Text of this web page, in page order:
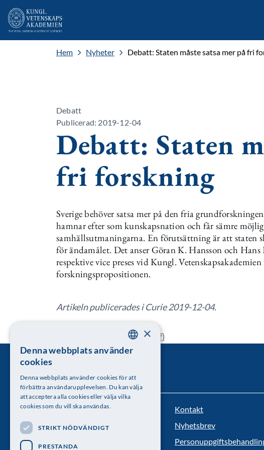
Hem Nyheter Debatt: Staten måste satsa mer på fri
Debatt
Publicerad: 2019-12-04
Debatt: Staten
fri forskning
Sverige behöver satsa mer på den fria
hamnar efter som kunskapsnation och får sämre
samhällsutmaningarna. En förutsättning är att staten
för ändamålet. Det anser Göran K. Hansson och Hans
respektive vice preses vid Kungl.
forskningspropositionen.
Artikeln publicerades i Curie 2019-12-04.
Läs hela debattartikeln (pdf)
Kungl. Vetenskapsakademien
Besöksadress: Lilla Frescativägen 4A
Kontakt
Nyhetsbrev
SWEDISH
×
Denna webbplats använder
cookies
Denna webbplats använder cookies för att
förbättra användarupplevelsen. Du kan välja
att acceptera alla cookies eller välja vilka
cookies som du vill ska användas.
STRIKT NÖDVÄNDIGT
PRESTANDA